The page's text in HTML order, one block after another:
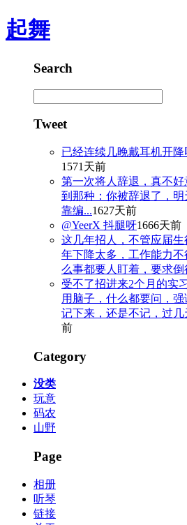
起舞
Search
Tweet
已经连续几晚戴耳机开
1571天前
第一次将人辞退，真不
到那种：你被辞退了，明
靠编...1627天前
@YeerX 抖腿呀1666天前
这几年招人，不管应届
年下降太多，工作能力
么事都要人盯着，要求倒
受不了招进来2个月的实
用脑子，什么都要问，
记下来，还是不记，过几
前
Category
没类
玩意
码农
山野
Page
相册
听琴
链接